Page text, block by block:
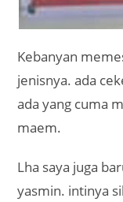
Kebanyan
jenisnya. ada
ada yang cuma
maem.
Lha saya juga
yasmin. intinya